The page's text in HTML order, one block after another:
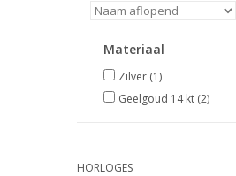
Materiaal
Zilver (1)
Geelgoud 14 kt (2)
HORLOGES